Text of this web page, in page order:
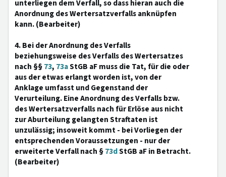
unterliegen dem Verfall, so dass hieran auch die
Anordnung des Wertersatzverfalls anknüpfen
kann. (Bearbeiter)
4. Bei der Anordnung des Verfalls
beziehungsweise des Verfalls des Wertersatzes
nach §§73, 73aStGB aF muss die Tat, für die oder
aus der etwas erlangt worden ist, von der
Anklage umfasst und Gegenstand der
Verurteilung. Eine Anordnung des Verfalls bzw.
des Wertersatzverfalls nach für Erlöse aus nicht
zur Aburteilung gelangten Straftaten ist
unzulässig; insoweit kommt - bei Vorliegen der
entsprechenden Voraussetzungen - nur der
erweiterte Verfall nach §73dStGB aF in Betracht.
(Bearbeiter)